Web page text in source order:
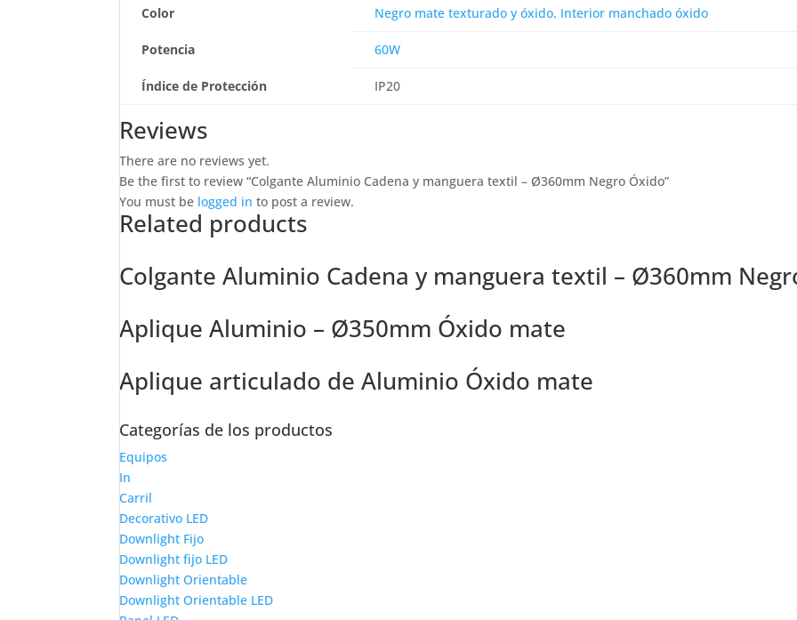
Color Negro mate texturado y óxido. Interior manchado óxido
Potencia 60W
Índice de Protección IP20
Reviews
There are no reviews yet.
Be the first to review “Colgante Aluminio Cadena y manguera textil – Ø360mm Negro Óxido”
You must be logged in to post a review.
Related products
Colgante Aluminio Cadena y manguera textil – Ø360mm
Aplique Aluminio – Ø350mm Óxido mate
Aplique articulado de Aluminio Óxido mate
Categorías de los productos
Equipos
In
Carril
Decorativo LED
Downlight Fijo
Downlight fijo LED
Downlight Orientable
Downlight Orientable LED